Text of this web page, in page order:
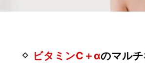
ビタミンC＋αのマル